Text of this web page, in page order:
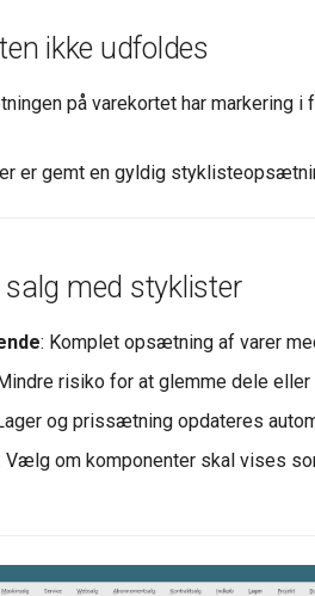
ikke udfoldes
på varekortet har markering i
er gemt en gyldig
salg med styklister
: Komplet opsætning af varer
risiko for at glemme dele eller
og prissætning opdateres
Vælg om komponenter skal vises